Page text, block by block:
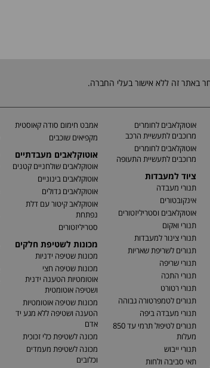
אוטוקלאבים לחומרים
מרוכבים לתעשיית הרכב
אוטוקלאבים לחומרים
מרוכבים לתעשיית התעופה
ציוד למעבדות
תנורי מעבדה
אינקובטורים
אוטוקלאבים וסטריליזטורים
תנורי ואקום
תנורי צינור למעבדות
תנורים לשריפת שאריות
תנורי שריפה
תנורי התכה
תנורי רטורט
תנורים לטמפרטורה גבוהה
תנורי מעבדה ביפה
תנורים לטיפול תרמי עד 850
מעלות
תנורי ייבוש
תאי סביבה ולחות
אמבט חימום סודה קאוסטית
מקפיאים שוכבים
אוטוקלאבים מעבדתיים
אוטוקלאבים שולחניים קטנים
אוטוקלאבים בינוניים
אוטוקלאבים גדולים
אוטוקלאב קיטור עם דלת
נפתחת
סטריליזטורים
מכונות לשטיפת חלקים
מכונות שטיפה ידניות
מכונות שטיפה חצי
אוטומטיות הטענה ידנית
ושטיפה אוטומטית
מכונות שטיפה אוטומטיות
הטענה ושטיפה ללא מגע יד
אדם
מכונה לשטיפת כלי זכוכית
מכונה לשטיפת מעמדים
וכלובים